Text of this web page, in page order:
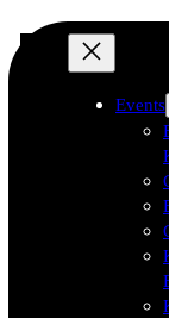
Events